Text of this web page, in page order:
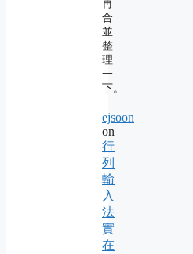
再
合
並
整
理
一
下。
ejsoon
on
行
列
輸
入
法
實
在